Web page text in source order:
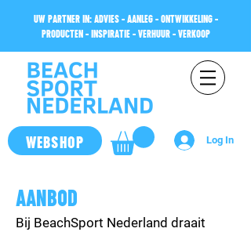
UW PARTNER IN: ADVIES - AANLEG - ONTWIKKELING -
PRODUCTEN - INSPIRATIE - VERHUUR - VERKOOP
WEBSHOP Log In
AANBOD
Bij BeachSport Nederland draait